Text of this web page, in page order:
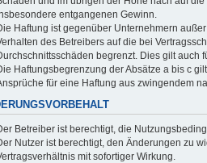
entgangenen Gewinn.
Haftung ist gegenüber Unternehmern
des Betreibers auf die bei
begrenzt. Dies gilt auch
Haftungsbegrenzung der Absätze a bis c
für eine Haftung aus zwingendem
Betreiber ist berechtigt, die
Nutzer ist berechtigt, den Änderungen zu
mit sofortiger Wirkung.